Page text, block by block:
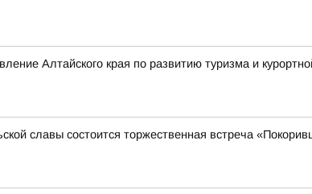
Алтайского края по развитию туризма и
славы состоится торжественная встреча